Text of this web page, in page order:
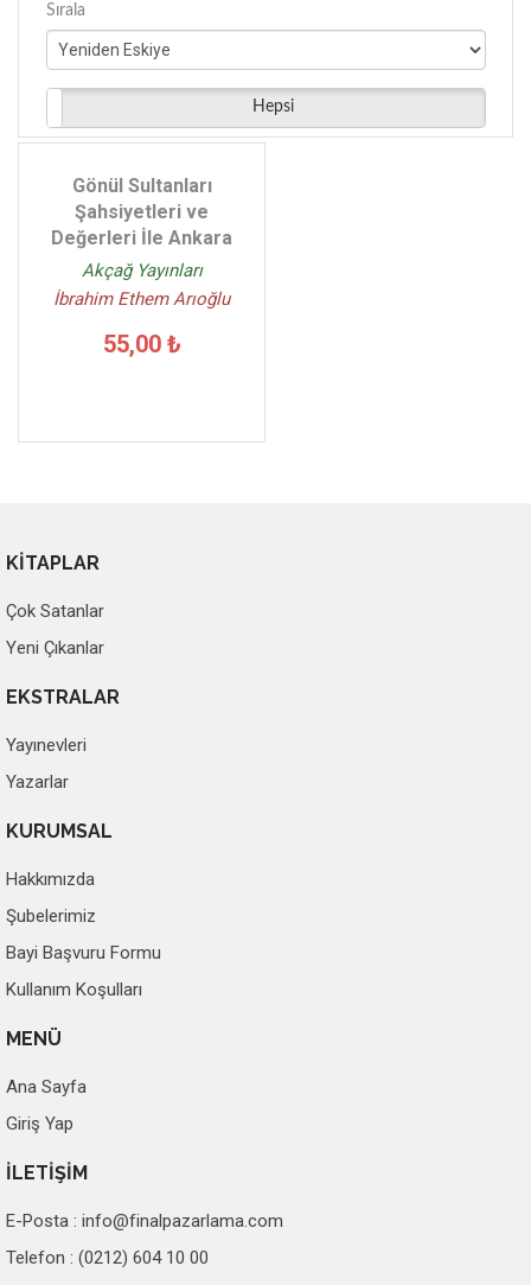
Sırala
Hepsi
Gönül Sultanları
Şahsiyetleri ve
Değerleri İle Ankara
Akçağ Yayınları
İbrahim Ethem Arıoğlu
55,00 ₺
KİTAPLAR
Çok Satanlar
Yeni Çıkanlar
EKSTRALAR
Yayınevleri
Yazarlar
KURUMSAL
Hakkımızda
Şubelerimiz
Bayi Başvuru Formu
Kullanım Koşulları
MENÜ
Ana Sayfa
Giriş Yap
İLETİŞİM
E-Posta : info@finalpazarlama.com
Telefon : (0212) 604 10 00